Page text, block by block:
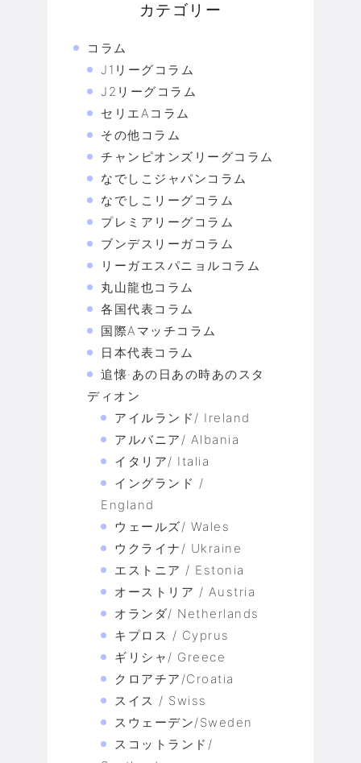
カテゴリー
コラム
J1リーグコラム
J2リーグコラム
セリエAコラム
その他コラム
チャンピオンズリーグコラム
なでしこジャパンコラム
なでしこリーグコラム
プレミアリーグコラム
ブンデスリーガコラム
リーガエスパニョルコラム
丸山龍也コラム
各国代表コラム
国際Aマッチコラム
日本代表コラム
追懐·あの日あの時あのスタ
ディオン
アイルランド/ Ireland
アルバニア/ Albania
イタリア/ Italia
イングランド /
England
ウェールズ/ Wales
ウクライナ/ Ukraine
エストニア / Estonia
オーストリア / Austria
オランダ/ Netherlands
キプロス / Cyprus
ギリシャ/ Greece
クロアチア/Croatia
スイス / Swiss
スウェーデン/Sweden
スコットランド/